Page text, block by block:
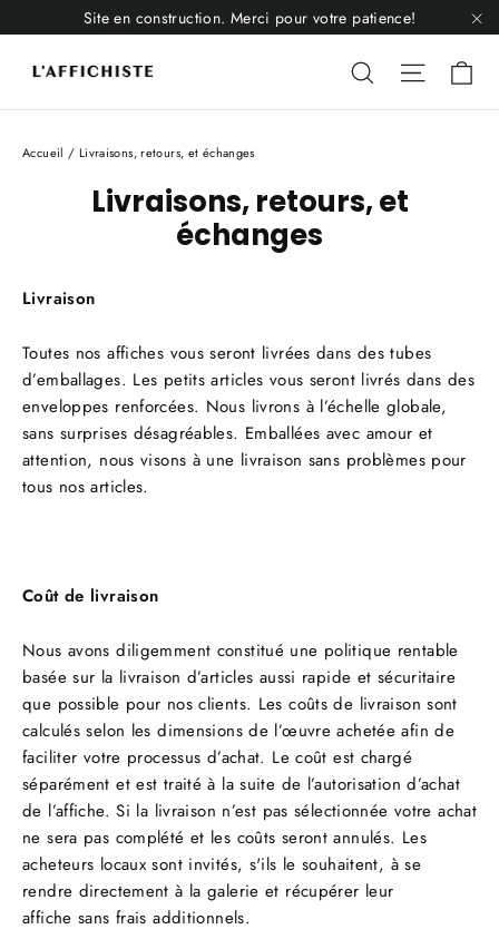
au
contenu
Site en construction. Merci pour votre patience!
Liquid
Accueil / Livraisons, retours, et échanges
Livraisons, retours, et
échanges
Livraison
Toutes nos affiches vous seront livrées dans des tubes
d’emballages. Les petits articles vous seront livrés dans des
enveloppes renforcées. Nous livrons à l’échelle globale,
sans surprises désagréables. Emballées avec amour et
attention, nous visons à une livraison sans problèmes pour
tous nos articles.
Coût de livraison
Nous avons diligemment constitué une politique rentable
basée sur la livraison d’articles aussi rapide et sécuritaire
que possible pour nos clients. Les coûts de livraison sont
calculés selon les dimensions de l’œuvre achetée afin de
faciliter votre processus d’achat. Le coût est chargé
séparément et est traité à la suite de l’autorisation d’achat
de l’affiche. Si la livraison n’est pas sélectionnée votre achat
ne sera pas complété et les coûts seront annulés. Les
acheteurs locaux sont invités, s'ils le souhaitent, à se
rendre directement à la galerie et récupérer leur
affiche sans frais additionnels.